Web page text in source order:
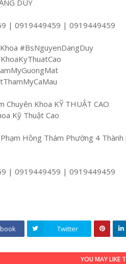
DUY
| 0919449459 | 0919449459
#BsNguyenDangDuy
Chuyên Khoa KỸ THUẬT CAO
Kỹ Thuật Cao
Hồng Thám Phường 4
| 0919449459 | 0919449459
Twitter
YOU MAY LIKE